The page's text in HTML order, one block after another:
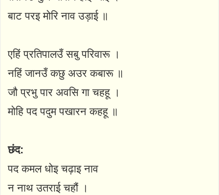
बाट परइ मोरि नाव उड़ाई ॥
एहिं प्रतिपालउँ सबु परिवारू ।
नहिं जानउँ कछु अउर कबारू ॥
जौ प्रभु पार अवसि गा चहहू ।
मोहि पद पदुम पखारन कहहू ॥
छंद:
पद कमल धोइ चढ़ाइ नाव
न नाथ उतराई चहौं ।